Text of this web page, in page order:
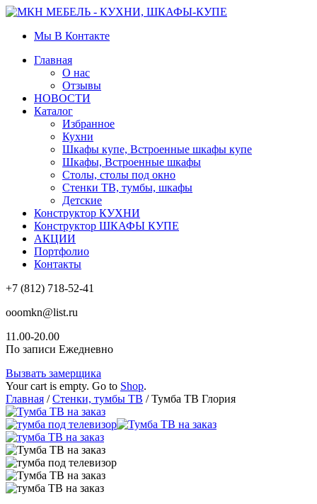
Мы В Контакте
Главная
О нас
Отзывы
НОВОСТИ
Каталог
Избранное
Кухни
Шкафы купе, Встроенные шкафы купе
Шкафы, Встроенные шкафы
Столы, столы под окно
Стенки ТВ, тумбы, шкафы
Детские
Конструктор КУХНИ
Конструктор ШКАФЫ КУПЕ
АКЦИИ
Портфолио
Контакты
+7 (812) 718-52-41
ooomkn@list.ru
11.00-20.00
По записи Ежедневно
Вызвать замерщика
Your cart is empty. Go to Shop.
Главная /Стенки, тумбы ТВ / Тумба ТВ Глория